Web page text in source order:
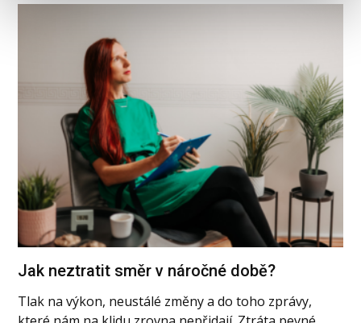
Jak neztratit směr v náročné době?
Tlak na výkon, neustálé změny a do toho zprávy,